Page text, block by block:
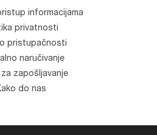
informacijama
privatnosti
pristupačnosti
naručivanje
zapošljavanje
do nas